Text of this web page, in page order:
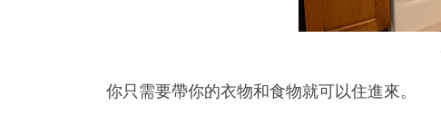
你只需要帶你的衣物和食物就可以住進來。